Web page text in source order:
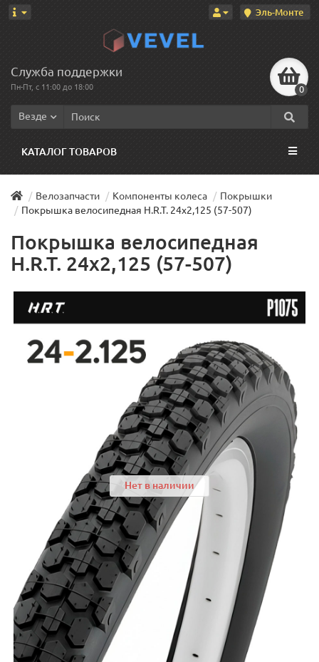
Эль-Монте
Служба поддержки
Пн-Пт, с 11:00 до 18:00 0
Везде
КАТАЛОГ ТОВАРОВ
Велозапчасти Компоненты колеса
Покрышки
Покрышка велосипедная H.R.T. 24x2,125 (57-507)
Покрышка велосипедная
H.R.T. 24x2,125 (57-507)
Нет в наличии